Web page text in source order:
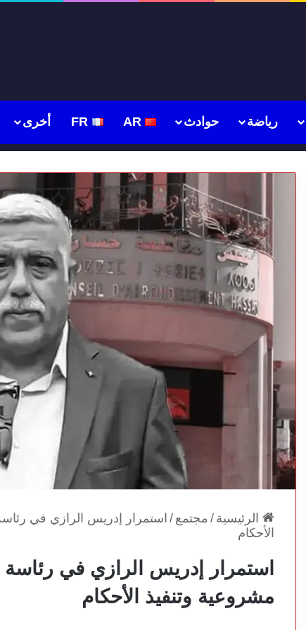
رياضة حوادث AR
FR أخرى
الرئيسية / مجتمع / استمرار إدريس الرازي في
الأحكام
استمرار إدريس الرازي في
مشروعية وتنفيذ الأحكام